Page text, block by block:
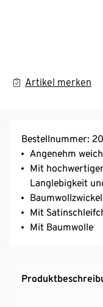
Artikel merken
Bestellnummer:
Angenehm
Mit
Langlebigkeit
Baumwollzwickel
Mit
Mit Baumwolle